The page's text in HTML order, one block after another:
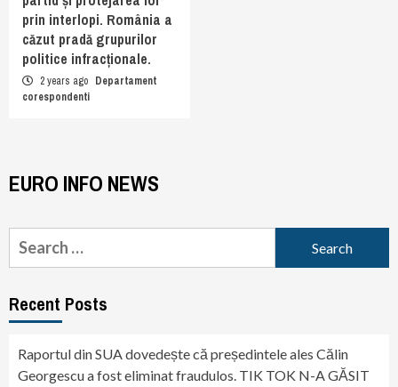
prin interlopi. România a
căzut pradă grupurilor
politice infracționale.
2 years ago Departament
corespondenti
EURO INFO NEWS
Search
for:
Recent Posts
Raportul din SUA dovedește că președintele ales Călin
Georgescu a fost eliminat fraudulos. TIK TOK N-A GĂSIT